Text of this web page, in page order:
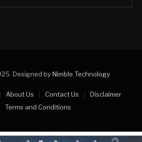
Designed byNimble Technology
About Us Contact Us
Disclaimer
Terms and Conditions